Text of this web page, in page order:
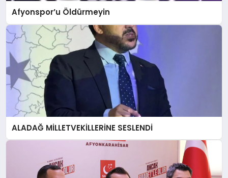
Afyonspor’u Öldürmeyin
ALADAĞ MİLLETVEKİLLERİNE SESLENDİ